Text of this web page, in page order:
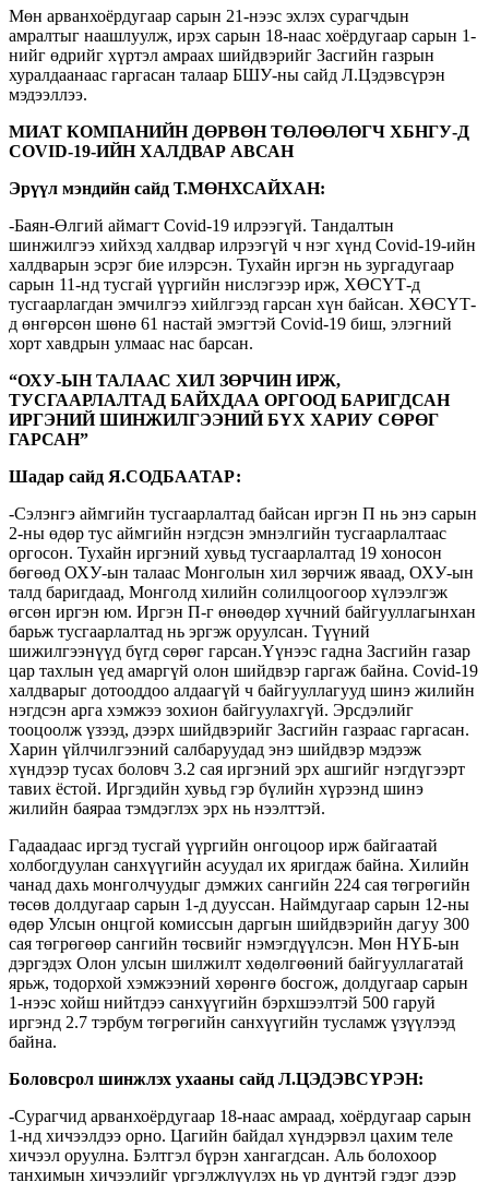
Мөн арванхоёрдугаар сарын 21-нээс эхлэх сурагчдын
амралтыг наашлуулж, ирэх сарын 18-наас хоёрдугаар сарын 1-
нийг өдрийг хүртэл амраах шийдвэрийг Засгийн газрын
хуралдаанаас гаргасан талаар БШУ-ны сайд Л.Цэдэвсүрэн
мэдээллээ.
МИАТ КОМПАНИЙН ДӨРВӨН ТӨЛӨӨЛӨГЧ ХБНГУ-Д
COVID-19-ИЙН ХАЛДВАР АВСАН
Эрүүл мэндийн сайд Т.МӨНХСАЙХАН:
-Баян-Өлгий аймагт Covid-19 илрээгүй. Тандалтын
шинжилгээ хийхэд халдвар илрээгүй ч нэг хүнд Covid-19-ийн
халдварын эсрэг бие илэрсэн. Тухайн иргэн нь зургадугаар
сарын 11-нд тусгай үүргийн нислэгээр ирж, ХӨСҮТ-д
тусгаарлагдан эмчилгээ хийлгээд гарсан хүн байсан. ХӨСҮТ-
д өнгөрсөн шөнө 61 настай эмэгтэй Covid-19 биш, элэгний
хорт хавдрын улмаас нас барсан.
“ОХУ-ЫН ТАЛААС ХИЛ ЗӨРЧИН ИРЖ,
ТУСГААРЛАЛТАД БАЙХДАА ОРГООД БАРИГДСАН
ИРГЭНИЙ ШИНЖИЛГЭЭНИЙ БҮХ ХАРИУ СӨРӨГ
ГАРСАН”
Шадар сайд Я.СОДБААТАР:
-Сэлэнгэ аймгийн тусгаарлалтад байсан иргэн П нь энэ сарын
2-ны өдөр тус аймгийн нэгдсэн эмнэлгийн тусгаарлалтаас
оргосон. Тухайн иргэний хувьд тусгаарлалтад 19 хоносон
бөгөөд ОХУ-ын талаас Монголын хил зөрчиж яваад, ОХУ-ын
талд баригдаад, Монголд хилийн солилцоогоор хүлээлгэж
өгсөн иргэн юм. Иргэн П-г өнөөдөр хүчний байгууллагынхан
барьж тусгаарлалтад нь эргэж оруулсан. Түүний
шижилгээнүүд бүгд сөрөг гарсан.Үүнээс гадна Засгийн газар
цар тахлын үед амаргүй олон шийдвэр гаргаж байна. Covid-19
халдварыг дотооддоо алдаагүй ч байгууллагууд шинэ жилийн
нэгдсэн арга хэмжээ зохион байгуулахгүй. Эрсдэлийг
тооцоолж үзээд, дээрх шийдвэрийг Засгийн газраас гаргасан.
Харин үйлчилгээний салбаруудад энэ шийдвэр мэдээж
хүндээр тусах боловч 3.2 сая иргэний эрх ашгийг нэгдүгээрт
тавих ёстой. Иргэдийн хувьд гэр бүлийн хүрээнд шинэ
жилийн баяраа тэмдэглэх эрх нь нээлттэй.
Гадаадаас иргэд тусгай үүргийн онгоцоор ирж байгаатай
холбогдуулан санхүүгийн асуудал их яригдаж байна. Хилийн
чанад дахь монголчуудыг дэмжих сангийн 224 сая төгрөгийн
төсөв долдугаар сарын 1-д дууссан. Наймдугаар сарын 12-ны
өдөр Улсын онцгой комиссын даргын шийдвэрийн дагуу 300
сая төгрөгөөр сангийн төсвийг нэмэгдүүлсэн. Мөн НҮБ-ын
дэргэдэх Олон улсын шилжилт хөдөлгөөний байгууллагатай
ярьж, тодорхой хэмжээний хөрөнгө босгож, долдугаар сарын
1-нээс хойш нийтдээ санхүүгийн бэрхшээлтэй 500 гаруй
иргэнд 2.7 тэрбум төгрөгийн санхүүгийн тусламж үзүүлээд
байна.
Боловсрол шинжлэх ухааны сайд Л.ЦЭДЭВСҮРЭН:
-Сурагчид арванхоёрдугаар 18-наас амраад, хоёрдугаар сарын
1-нд хичээлдээ орно. Цагийн байдал хүндэрвэл цахим теле
хичээл оруулна. Бэлтгэл бүрэн хангагдсан. Аль болохоор
танхимын хичээлийг үргэлжлүүлэх нь үр дүнтэй гэдэг дээр